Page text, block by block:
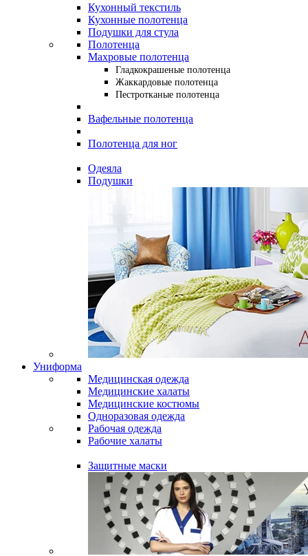
Кухонный текстиль
Кухонные полотенца
Подушки для стула
Полотенца
Махровые полотенца
Гладкокрашеные полотенца
Жаккардовые полотенца
Пестротканые полотенца
Вафельные полотенца
Полотенца для ног
Одеяла
Подушки
Униформа
Медицинская одежда
Медицинские халаты
Медицинские костюмы
Одноразовая одежда
Рабочая одежда
Рабочие халаты
Защитные маски